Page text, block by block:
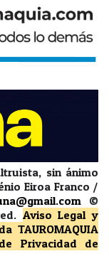
sin ánimo
Eiroa Franco /
©
Aviso Legal y
TAUROMAQUIA
Privacidad
de